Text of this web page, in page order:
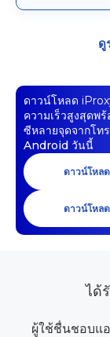
ดู
ดาวน์โหลด
ความเร็วสูงสุดพ
ซีหลายจุดจากโท
Android วันนี้
ดาวน์โหล
ดาวน์โหล
ได้
ผู้ใช้ชื่นชอบแ